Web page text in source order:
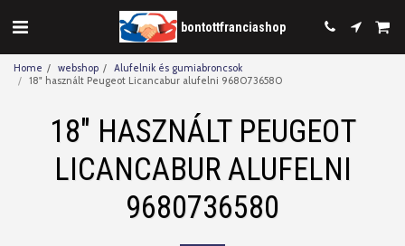
bontottfranciashop
Home webshop
Alufelnik és gumiabroncsok
18" használt Peugeot Licancabur alufelni 9680736580
18" HASZNÁLT PEUGEOT
LICANCABUR ALUFELNI
9680736580